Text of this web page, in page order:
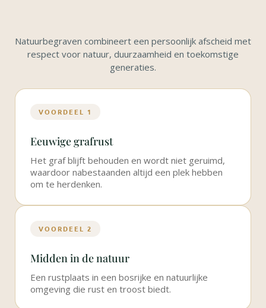
Natuurbegraven combineert een persoonlijk afscheid met
respect voor natuur, duurzaamheid en toekomstige
generaties.
VOORDEEL 1
Eeuwige grafrust
Het graf blijft behouden en wordt niet geruimd,
waardoor nabestaanden altijd een plek hebben
om te herdenken.
VOORDEEL 2
Midden in de natuur
Een rustplaats in een bosrijke en natuurlijke
omgeving die rust en troost biedt.